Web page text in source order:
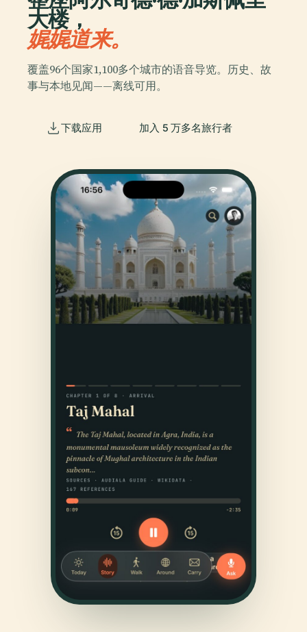
大楼，
娓娓道来。
覆盖96个国家1,100多个城市的语音导览。历史、故
事与本地见闻——离线可用。
下载应用 加入 5 万多名旅行者